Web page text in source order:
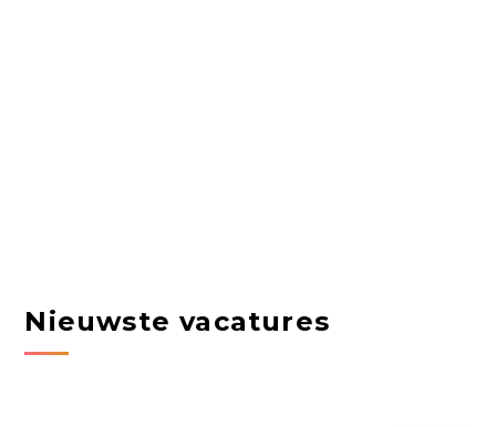
Nieuwste vacatures